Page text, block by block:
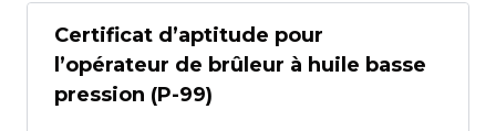
Certificat d’aptitude pour
l’opérateur de brûleur à huile basse
pression (P-99)